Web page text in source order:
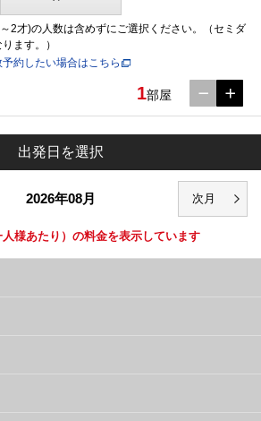
2才)の人数は含めずにご選択ください。（セミダ
ます。）
約したい場合はこちら
1部屋
出発日を選択
2026年08月
人様あたり）の料金を表示しています